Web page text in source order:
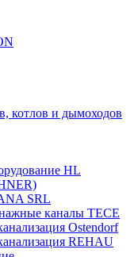
котлов и дымоходов
HL
SRL
каналы TECE
Ostendorf
REHAU